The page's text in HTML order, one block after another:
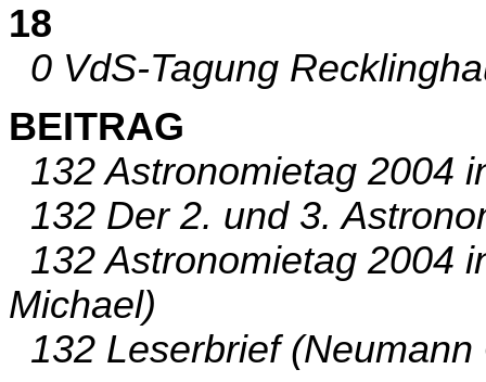
18
0 VdS-Tagung
BEITRAG
132 Astronomietag 2004
132 Der 2. und 3.
132 Astronomietag 2004
Michael)
132 Leserbrief (Neumann